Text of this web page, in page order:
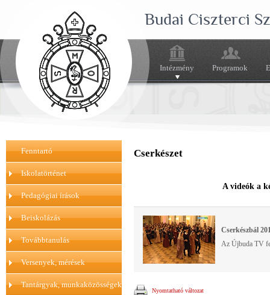
Budai Ciszterci
Intézmény Programok
Fenntartó
Iskolatörténet
Pedagógiai írások
Beiskolázás
Továbbtanulás
Versenyek, mérések
Tantárgyak, munkaközösségek
Cserkészet
A videók a
Cserkészbál
Az Újbuda TV
Nyomtatható változat